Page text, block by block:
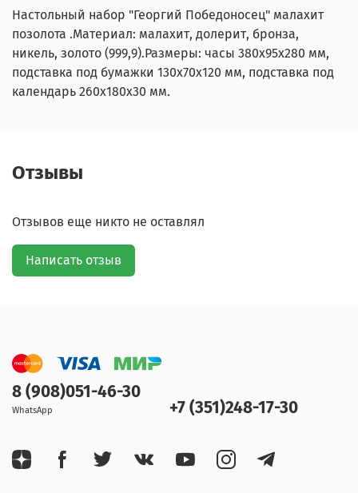
Настольный набор "Георгий Победоносец" малахит
позолота .Материал: малахит, долерит, бронза,
никель, золото (999,9).Размеры: часы 380х95х280 мм,
подставка под бумажки 130х70х120 мм, подставка под
календарь 260х180х30 мм.
Отзывы
Отзывов еще никто не оставлял
Написать отзыв
8 (908)051-46-30
WhatsApp +7 (351)248-17-30